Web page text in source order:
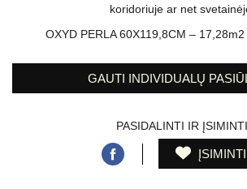
koridoriuje ar net
OXYD PERLA 60X119,8CM – 17,28
GAUTI INDIVIDUALŲ
PASIDALINTI IR ĮSIMINTI
ĮSIMINTI